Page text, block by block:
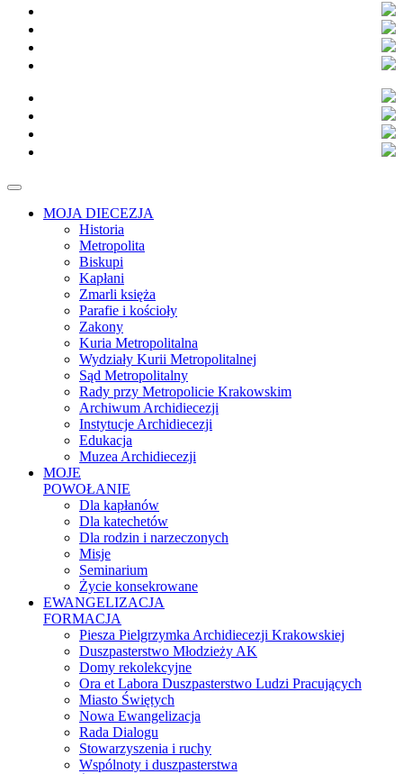
MOJA DIECEZJA
Historia
Metropolita
Biskupi
Kapłani
Zmarli księża
Parafie i kościoły
Zakony
Kuria Metropolitalna
Wydziały Kurii Metropolitalnej
Sąd Metropolitalny
Rady przy Metropolicie Krakowskim
Archiwum Archidiecezji
Instytucje Archidiecezji
Edukacja
Muzea Archidiecezji
MOJE
POWOŁANIE
Dla kapłanów
Dla katechetów
Dla rodzin i narzeczonych
Misje
Seminarium
Życie konsekrowane
EWANGELIZACJA
FORMACJA
Piesza Pielgrzymka Archidiecezji Krakowskiej
Duszpasterstwo Młodzieży AK
Domy rekolekcyjne
Ora et Labora Duszpasterstwo Ludzi Pracujących
Miasto Świętych
Nowa Ewangelizacja
Rada Dialogu
Stowarzyszenia i ruchy
Wspólnoty i duszpasterstwa